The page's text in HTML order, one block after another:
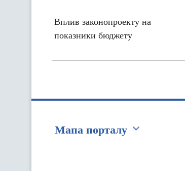
Вплив законопроекту на
показники бюджету
Мапа порталу